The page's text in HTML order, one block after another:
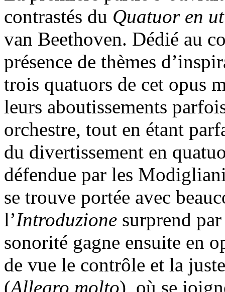
contrastés du Quatuor en
van Beethoven. Dédié au
présence de thèmes
trois quatuors de cet opus
leurs aboutissements
orchestre, tout en étant
du divertissement en
défendue par les
se trouve portée avec
l’Introduzione surprend
sonorité gagne ensuite en
de vue le contrôle et la
(Allegro molto), où se